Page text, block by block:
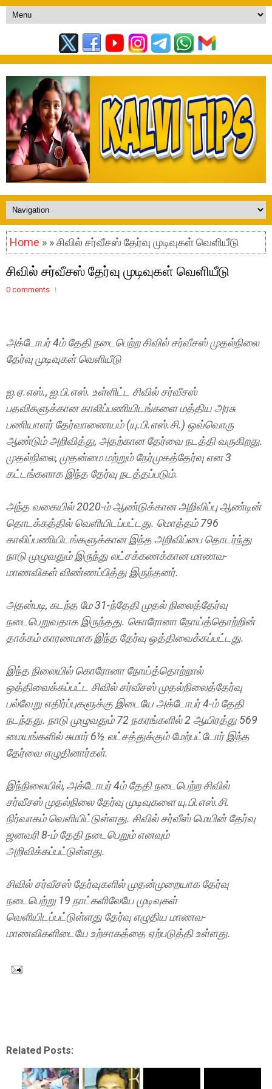
Home » » சிவில் சர்வீசஸ் தேர்வு முடிவுகள் வெளியீடு
சிவில் சர்வீசஸ் தேர்வு முடிவுகள் வெளியீடு
0 comments
அக்டோபர் 4ம் தேதி நடைபெற்ற சிவில் சர்வீசஸ் முதல்நிலை
தேர்வு முடிவுகள் வெளியீடு
ஐ.ஏ.எஸ்., ஐ.பி.எஸ். உள்ளிட்ட சிவில் சர்வீசஸ்
பதவிகளுக்கான காலிப்பணியிடங்களை மத்திய அரசு
பணியாளர் தேர்வாணையம் (யு.பி.எஸ்.சி.) ஒவ்வொரு
ஆண்டும் அறிவித்து, அதற்கான தேர்வை நடத்தி வருகிறது.
முதல்நிலை, முதன்மை மற்றும் நேர்முகத்தேர்வு என 3
கட்டங்களாக இந்த தேர்வு நடத்தப்படும்.
அந்த வகையில் 2020-ம் ஆண்டுக்கான அறிவிப்பு ஆண்டின்
தொடக்கத்தில் வெளியிடப்பட்டது. மொத்தம் 796
காலிப்பணியிடங்களுக்கான இந்த அறிவிப்பை தொடர்ந்து
நாடு முழுவதும் இருந்து லட்சக்கணக்கான மாணவ-
மாணவிகள் விண்ணப்பித்து இருந்தனர்.
அதன்படி, கடந்த மே 31-ந்தேதி முதல் நிலைத்தேர்வு
நடைபெறுவதாக இருந்தது. கொரோனா நோய்த்தொற்றின்
தாக்கம் காரணமாக இந்த தேர்வு ஒத்திவைக்கப்பட்டது.
இந்த நிலையில் கொரோனா நோய்த்தொற்றால்
ஒத்திவைக்கப்பட்ட சிவில் சர்வீசஸ் முதல்நிலைத்தேர்வு
பல்வேறு எதிர்ப்புகளுக்கு இடையே அக்டோபர் 4-ம் தேதி
நடந்தது. நாடு முழுவதும் 72 நகரங்களில் 2 ஆயிரத்து 569
மையங்களில் சுமார் 6½ லட்சத்துக்கும் மேற்பட்டோர் இந்த
தேர்வை எழுதினார்கள்.
இந்நிலையில், அக்டோபர் 4ம் தேதி நடைபெற்ற சிவில்
சர்வீசஸ் முதல்நிலை தேர்வு முடிவுகளை யு.பி.எஸ்.சி.
நிர்வாகம் வெளியிட்டுள்ளது. சிவில் சர்வீஸ் மெயின் தேர்வு
ஜனவரி 8-ம் தேதி நடைபெறும் எனவும்
அறிவிக்கப்பட்டுள்ளது.
சிவில் சர்வீசஸ் தேர்வுகளில் முதன்முறையாக தேர்வு
நடைபெற்று 19 நாட்களிலேயே முடிவுகள்
வெளியிடப்பட்டுள்ளது தேர்வு எழுதிய மாணவ-
மாணவிகளிடையே உற்சாகத்தை ஏற்படுத்தி உள்ளது.
Related Posts: